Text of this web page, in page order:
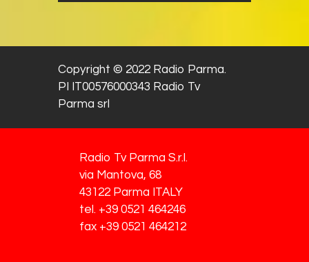
Copyright © 2022 Radio Parma.
PI IT00576000343 Radio Tv
Parma srl
Radio Tv Parma S.r.l.
via Mantova, 68
43122 Parma ITALY
tel. +39 0521 464246
fax +39 0521 464212